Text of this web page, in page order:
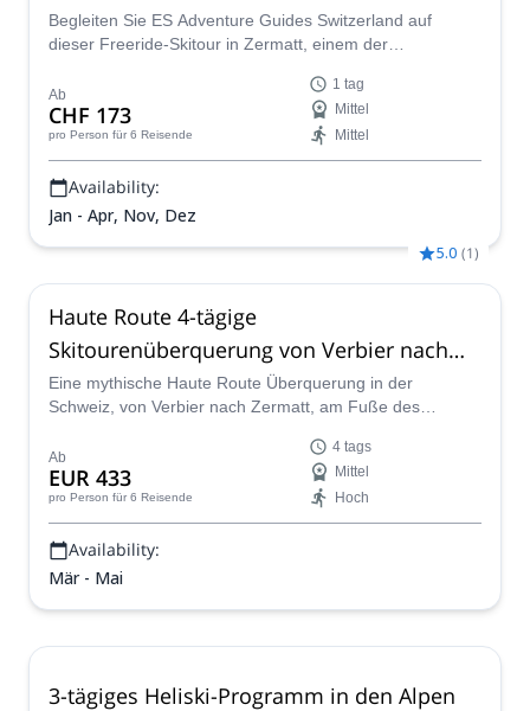
Begleiten Sie ES Adventure Guides Switzerland auf
dieser Freeride-Skitour in Zermatt, einem der
Ab
CHF 173
pro Person für 6 Reisende
1 tag
Mittel
Mittel
Availability:
Jan - Apr, Nov, Dez
5.0 (1)
Haute Route 4-tägige
Skitourenüberquerung von Verbier nach
Zermatt
Eine mythische Haute Route Überquerung in der
Schweiz, von Verbier nach Zermatt, am Fuße des
zertifizierte Guide Benjamin nimmt Sie mit auf diese 4-
tägige Skitour, bei der Sie Gipfel wie den Pigne d'Arolla
erreichen.
Ab
EUR 433
pro Person für 6 Reisende
4 tags
Mittel
Hoch
Availability:
Mär - Mai
3-tägiges Heliski-Programm in den Alpen